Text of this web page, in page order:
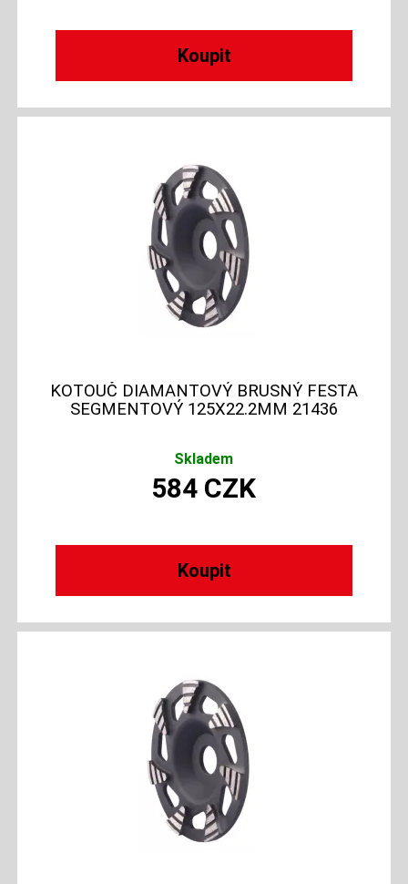
KOTOUČ DIAMANTOVÝ BRUSNÝ FESTA
SEGMENTOVÝ 125X22.2MM 21436
Skladem
584 CZK